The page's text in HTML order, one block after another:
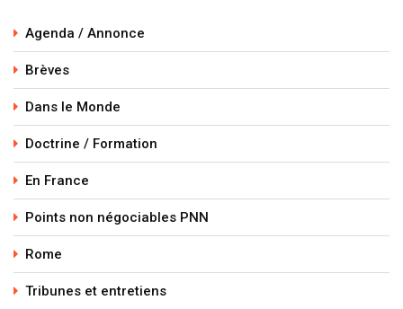
Agenda / Annonce
Brèves
Dans le Monde
Doctrine / Formation
En France
Points non négociables PNN
Rome
Tribunes et entretiens